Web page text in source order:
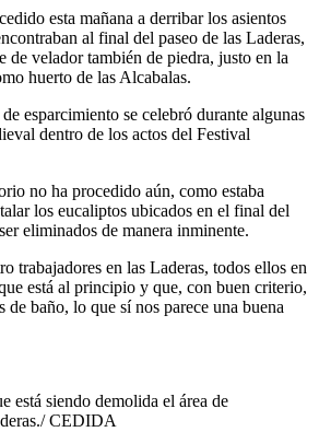
esta mañana a derribar los asientos
al final del paseo de las Laderas,
de velador también de piedra, justo en la
huerto de las Alcabalas.
esparcimiento se celebró durante algunas
dentro de los actos del Festival
no ha procedido aún, como estaba
los eucaliptos ubicados en el final del
eliminados de manera inminente.
trabajadores en las Laderas, todos ellos en
está al principio y que, con buen criterio,
de baño, lo que sí nos parece una buena
está siendo demolida el área de
CEDIDA